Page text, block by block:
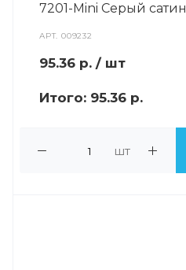
7201-Mini Серый сатин
АРТ.009232
95.36 р. / шт
Итого: 95.36 р.
шт